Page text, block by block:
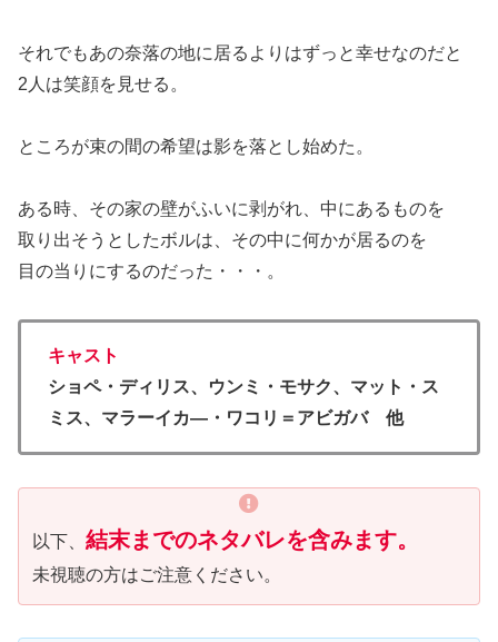
それでもあの奈落の地に居るよりはずっと幸せなのだと
2人は笑顔を見せる。
ところが束の間の希望は影を落とし始めた。
ある時、その家の壁がふいに剥がれ、中にあるものを
取り出そうとしたボルは、その中に何かが居るのを
目の当りにするのだった・・・。
キャスト
ショペ・ディリス、ウンミ・モサク、マット・ス
ミス、マラーイカ―・ワコリ＝アビガバ 他
以下、 結末までのネタバレを含みます。
未視聴の方はご注意ください。